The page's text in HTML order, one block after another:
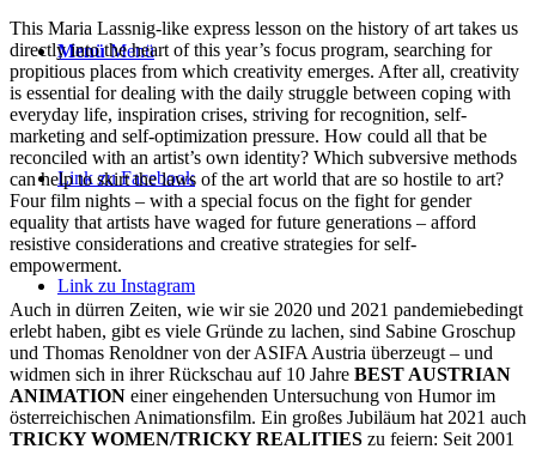
Menü Menü
Link zu Facebook
Link zu Instagram
This Maria Lassnig-like express lesson on the history of art takes us
directly into the heart of this year’s focus program, searching for
propitious places from which creativity emerges. After all, creativity
is essential for dealing with the daily struggle between coping with
everyday life, inspiration crises, striving for recognition, self-
marketing and self-optimization pressure. How could all that be
reconciled with an artist’s own identity? Which subversive methods
can help to skirt the laws of the art world that are so hostile to art?
Four film nights – with a special focus on the fight for gender
equality that artists have waged for future generations – afford
resistive considerations and creative strategies for self-
empowerment.
Auch in dürren Zeiten, wie wir sie 2020 und 2021 pandemiebedingt
erlebt haben, gibt es viele Gründe zu lachen, sind Sabine Groschup
und Thomas Renoldner von der ASIFA Austria überzeugt – und
widmen sich in ihrer Rückschau auf 10 Jahre BEST AUSTRIAN
ANIMATION einer eingehenden Untersuchung von Humor im
österreichischen Animationsfilm. Ein großes Jubiläum hat 2021 auch
TRICKY WOMEN/TRICKY REALITIES zu feiern: Seit 2001